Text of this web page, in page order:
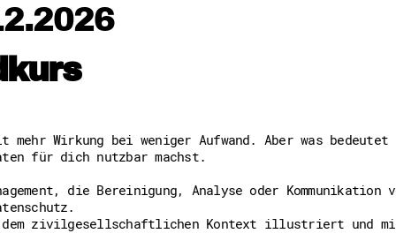
Wirkung bei weniger Aufwand. Aber was bedeutet
für dich nutzbar machst.
die Bereinigung, Analyse oder Kommunikation
dem zivilgesellschaftlichen Kontext illustriert und mit